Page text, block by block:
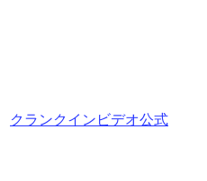
クランクインビデオ公式